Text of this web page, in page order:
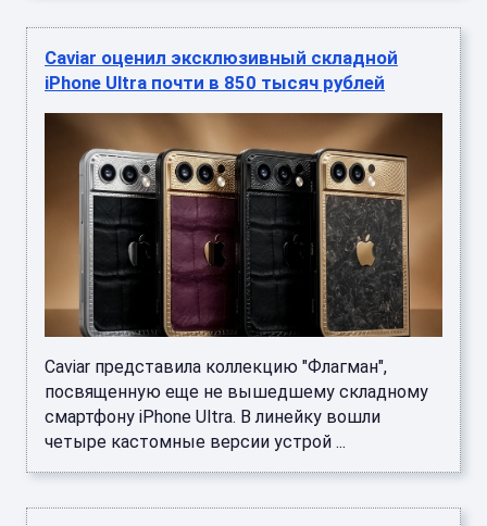
Caviar оценил эксклюзивный складной
iPhone Ultra почти в 850 тысяч рублей
Caviar представила коллекцию "Флагман",
посвященную еще не вышедшему складному
смартфону iPhone Ultra. В линейку вошли
четыре кастомные версии устрой ...